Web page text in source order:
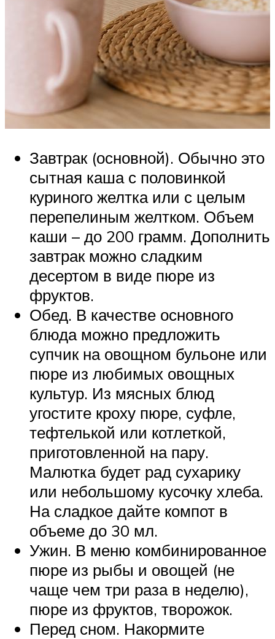
Завтрак (основной). Обычно это
сытная каша с половинкой
куриного желтка или с целым
перепелиным желтком. Объем
каши – до 200 грамм. Дополнить
завтрак можно сладким
десертом в виде пюре из
фруктов.
Обед. В качестве основного
блюда можно предложить
супчик на овощном бульоне или
пюре из любимых овощных
культур. Из мясных блюд
угостите кроху пюре, суфле,
тефтелькой или котлеткой,
приготовленной на пару.
Малютка будет рад сухарику
или небольшому кусочку хлеба.
На сладкое дайте компот в
объеме до 30 мл.
Ужин. В меню комбинированное
пюре из рыбы и овощей (не
чаще чем три раза в неделю),
пюре из фруктов, творожок.
Перед сном. Накормите